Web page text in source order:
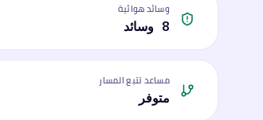
وسائد هوائية
8 وسائد
مساعد تتبع المسار
متوفر